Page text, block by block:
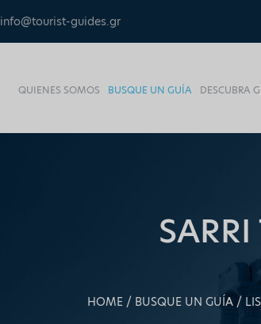
info@tourist-guides.gr
QUIENES SOMOS BUSQUE UN GUÍA DESCUBRA
HOME BUSQUE UN GUÍA